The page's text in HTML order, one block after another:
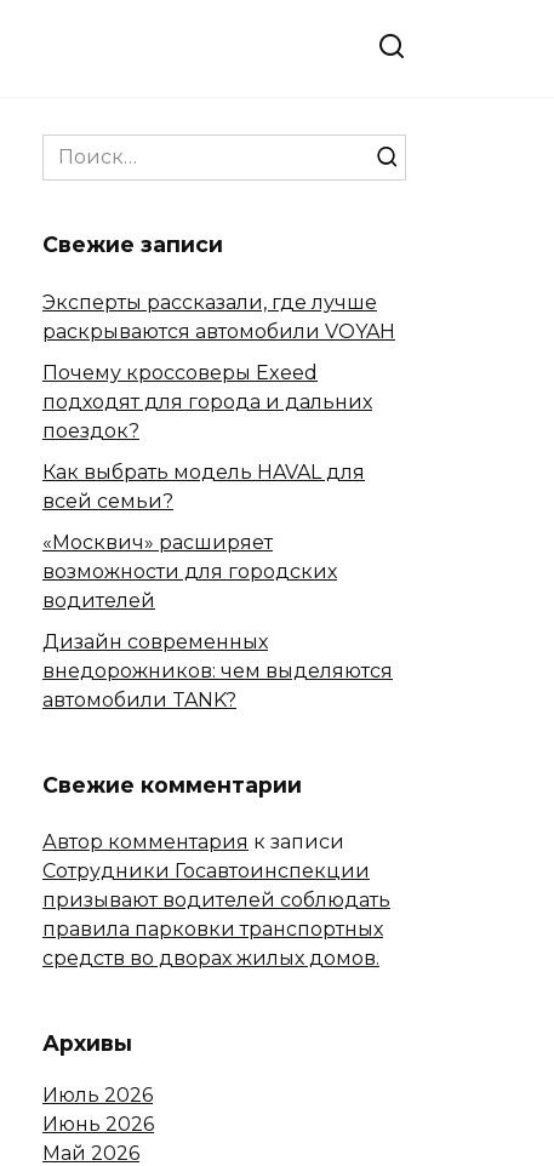
Search
for:
Свежие записи
Эксперты рассказали, где лучше
раскрываются автомобили VOYAH
Почему кроссоверы Exeed
подходят для города и дальних
поездок?
Как выбрать модель HAVAL для
всей семьи?
«Москвич» расширяет
возможности для городских
водителей
Дизайн современных
внедорожников: чем выделяются
автомобили TANK?
Свежие комментарии
Автор комментария к записи
Сотрудники Госавтоинспекции
призывают водителей соблюдать
правила парковки транспортных
средств во дворах жилых домов.
Архивы
Июль 2026
Июнь 2026
Май 2026